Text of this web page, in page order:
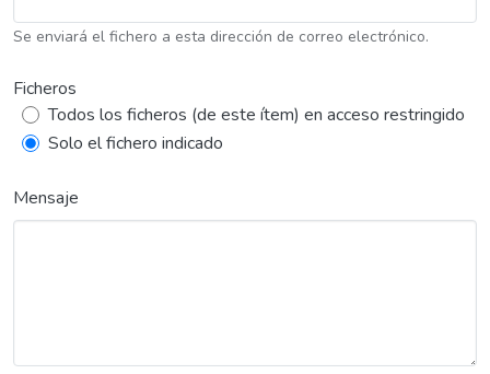
Se enviará el fichero a esta dirección de correo electrónico.
Ficheros
Todos los ficheros (de este ítem) en acceso restringido
Solo el fichero indicado
Mensaje